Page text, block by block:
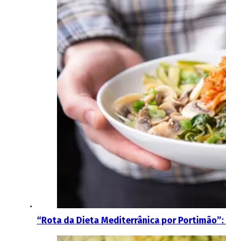
“Rota da Dieta Mediterrânica por